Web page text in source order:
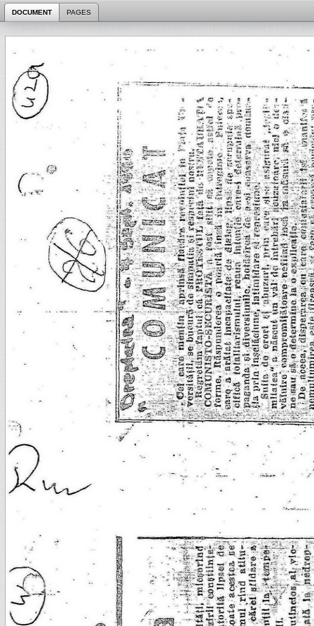
DOCUMENT PAGES